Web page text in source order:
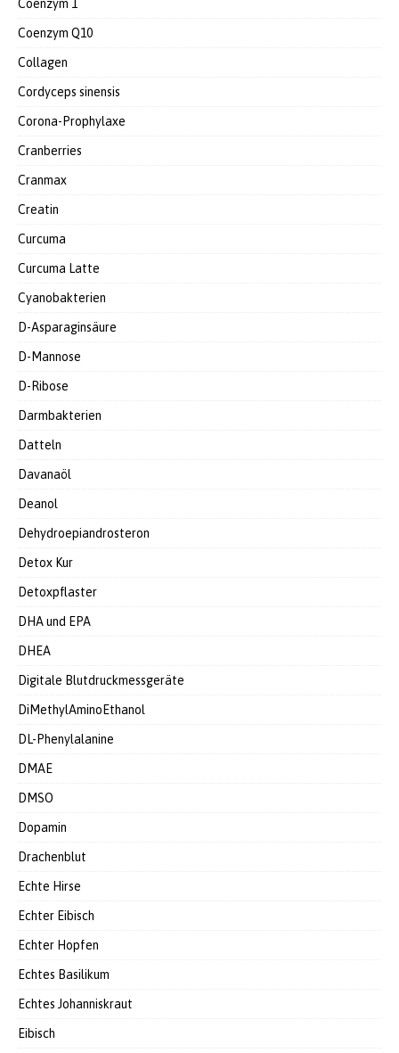
Coenzym 1
Coenzym Q10
Collagen
Cordyceps sinensis
Corona-Prophylaxe
Cranberries
Cranmax
Creatin
Curcuma
Curcuma Latte
Cyanobakterien
D-Asparaginsäure
D-Mannose
D-Ribose
Darmbakterien
Datteln
Davanaöl
Deanol
Dehydroepiandrosteron
Detox Kur
Detoxpflaster
DHA und EPA
DHEA
Digitale Blutdruckmessgeräte
DiMethylAminoEthanol
DL-Phenylalanine
DMAE
DMSO
Dopamin
Drachenblut
Echte Hirse
Echter Eibisch
Echter Hopfen
Echtes Basilikum
Echtes Johanniskraut
Eibisch